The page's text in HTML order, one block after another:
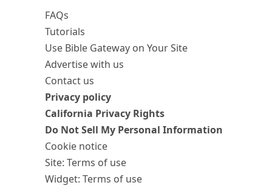
FAQs
Tutorials
Use Bible Gateway on Your Site
Advertise with us
Contact us
Privacy policy
California Privacy Rights
Do Not Sell My Personal Information
Cookie notice
Site: Terms of use
Widget: Terms of use